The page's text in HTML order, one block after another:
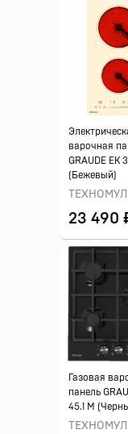
варочная
GRAUDE EK
(Бежевый)
23 490
Газовая
панель
45.1 M